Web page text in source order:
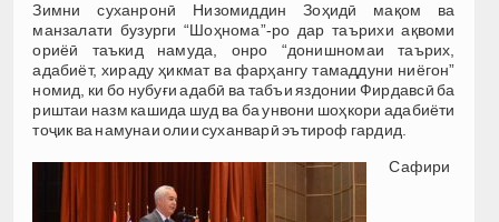
Зимни суханронӣ Низомиддин Зоҳидӣ мақом ва
манзалати бузурги “Шоҳнома”-ро дар таърихи ақвоми
ориёӣ таъкид намуда, онро “донишномаи таърих,
адабиёт, хираду ҳикмат ва фарҳангу тамаддуни ниёгон”
номид, ки бо нубуғи адабӣ ва табъи яздонии Фирдавсӣ ба
риштаи назм кашида шуд ва ба унвони шоҳкори адабиёти
тоҷик ва намунаи олии суханварӣ эътироф гардид.
Сафири